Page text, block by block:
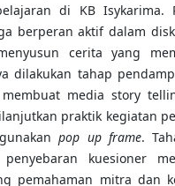
di KB Isykarima.
berperan aktif dalam
cerita yang
dilakukan tahap
media story
praktik kegiatan
pop up frame.
kuesioner
pemahaman mitra dan